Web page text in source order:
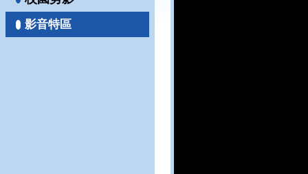
影音特區